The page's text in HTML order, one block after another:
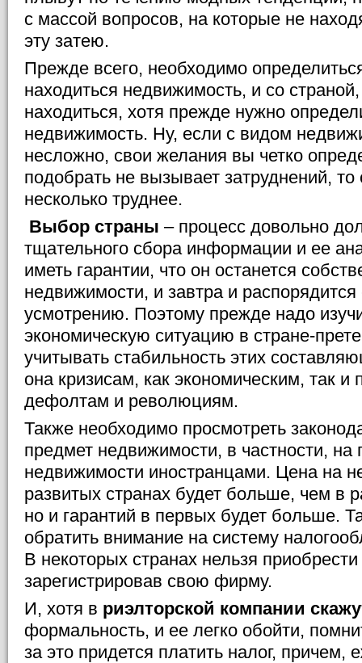
с массой вопросов, на которые не
эту затею.
Прежде всего, необходимо
находиться недвижимость, и со
находиться, хотя прежде нужно
недвижимость. Ну, если с видом
несложно, свои желания вы четко
подобрать не вызывает затруднений,
несколько труднее.
Выбор страны – процесс довольно
тщательного сбора информации и ее
иметь гарантии, что он останется
недвижимости, и завтра и
усмотрению. Поэтому прежде надо
экономическую ситуацию в стране-
учитывать стабильность этих
она кризисам, как экономическим, так и
дефолтам и революциям.
Также необходимо просмотреть
предмет недвижимости, в частности, на
недвижимости иностранцами. Цена на
развитых странах будет больше, чем в
но и гарантий в первых будет больше.
обратить внимание на систему
В некоторых странах нельзя
зарегистрировав свою фирму.
И, хотя в риэлторской компании
формальность, и ее легко обойти,
за это придется платить налог, причем,